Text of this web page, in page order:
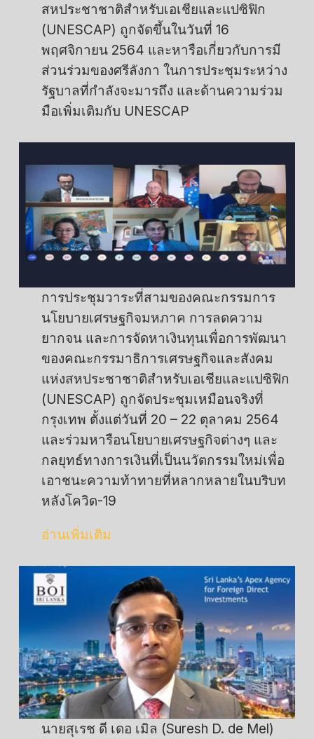
สหประชาชาติสำหรับเอเชียและแปซิฟิก
(UNESCAP) ถูกจัดขึ้นในวันที่ 16
พฤศจิกายน 2564 และหารือเกี่ยวกับการมี
ส่วนร่วมของศรีลังกา ในการประชุมระหว่าง
รัฐบาลที่กำลังจะมารถึง และด้านความร่วม
มือเพิ่มเติมกับ UNESCAP
การประชุมวาระที่สามของคณะกรรมการ
นโยบายเศรษฐกิจมหภาค การลดความ
ยากจน และการจัดหาเงินทุนเพื่อการพัฒนา
ของคณะกรรมาธิการเศรษฐกิจและสังคม
แห่งสหประชาชาติสำหรับเอเชียและแปซิฟิก
(UNESCAP) ถูกจัดประชุมเหมือนจริงที่
กรุงเทพ ตั้งแต่วันที่ 20 – 22 ตุลาคม 2564
และร่วมหารือนโยบายเศรษฐกิจต่างๆ และ
กลยุทธ์ทางการเงินที่เป็นนวัตกรรมใหม่เพื่อ
เอาชนะความท้าทายที่หลากหลายในบริบท
หลังโควิด-19
อ่านเพิ่มเติม
นายสุเรช ดี เดอ เมิล (Suresh D. de Mel)